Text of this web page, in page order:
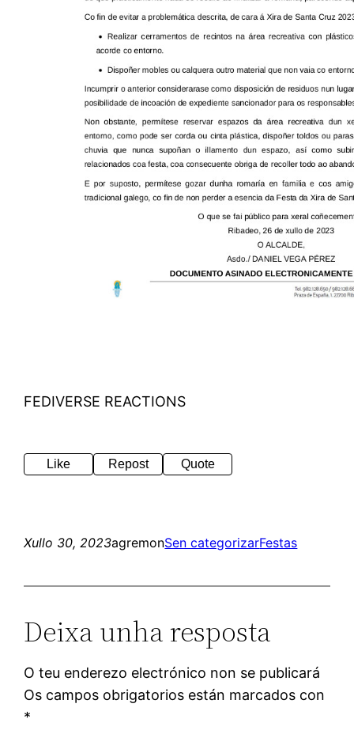
FEDIVERSE REACTIONS
Like Repost Quote
Xullo 30, 2023agremonSen categorizarFestas
Deixa unha resposta
O teu enderezo electrónico non se publicará
Os campos obrigatorios están marcados con
*